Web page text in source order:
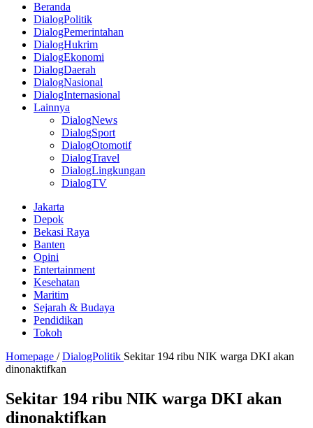
Beranda
DialogPolitik
DialogPemerintahan
DialogHukrim
DialogEkonomi
DialogDaerah
DialogNasional
DialogInternasional
Lainnya
DialogNews
DialogSport
DialogOtomotif
DialogTravel
DialogLingkungan
DialogTV
Jakarta
Depok
Bekasi Raya
Banten
Opini
Entertainment
Kesehatan
Maritim
Sejarah & Budaya
Pendidikan
Tokoh
Homepage / DialogPolitik Sekitar 194 ribu NIK warga DKI akan
dinonaktifkan
Sekitar 194 ribu NIK warga DKI akan
dinonaktifkan